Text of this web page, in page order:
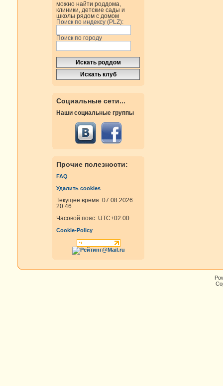
можно найти роддома,
клиники, детские сады и
школы рядом с домом
Поиск по индексу (PLZ):
Поиск по городу
Социальные сети...
Наши социальные группы
Прочие полезности:
FAQ
Удалить cookies
Текущее время: 07.08.2026
20:46
Часовой пояс: UTC+02:00
Cookie-Policy